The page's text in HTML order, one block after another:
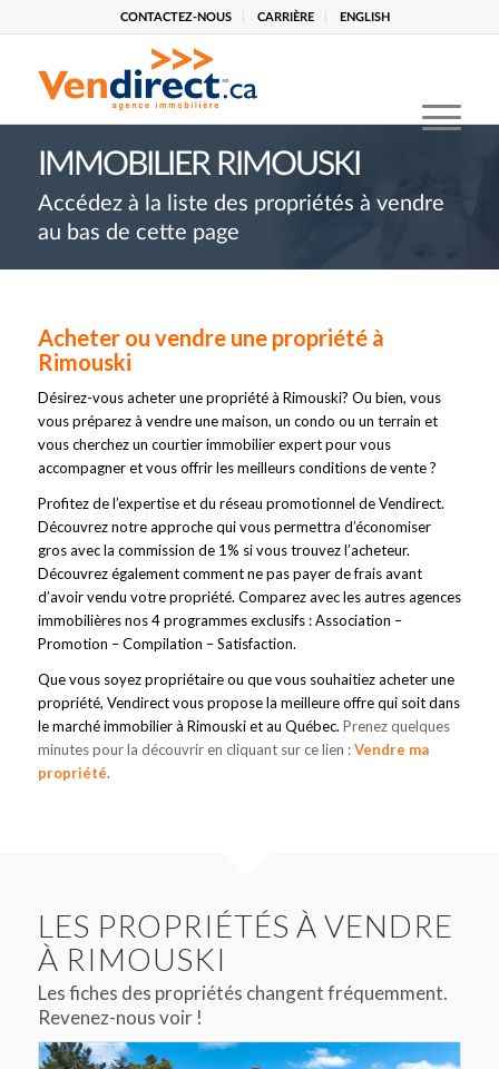
CONTACTEZ-NOUS CARRIÈRE ENGLISH
IMMOBILIER RIMOUSKI
Accédez à la liste des propriétés à vendre
au bas de cette page
Acheter ou vendre une propriété à
Rimouski
Désirez-vous acheter une propriété à Rimouski? Ou bien, vous
vous préparez à vendre une maison, un condo ou un terrain et
vous cherchez un courtier immobilier expert pour vous
accompagner et vous offrir les meilleurs conditions de vente ?
Profitez de l’expertise et du réseau promotionnel de Vendirect.
Découvrez notre approche qui vous permettra d’économiser
gros avec la commission de 1% si vous trouvez l’acheteur.
Découvrez également comment ne pas payer de frais avant
d’avoir vendu votre propriété. Comparez avec les autres agences
immobilières nos 4 programmes exclusifs : Association –
Promotion – Compilation – Satisfaction.
Que vous soyez propriétaire ou que vous souhaitiez acheter une
propriété, Vendirect vous propose la meilleure offre qui soit dans
le marché immobilier à Rimouski et au Québec. Prenez quelques
minutes pour la découvrir en cliquant sur ce lien :Vendre ma
propriété.
LES PROPRIÉTÉS À VENDRE
À RIMOUSKI
Les fiches des propriétés changent fréquemment.
Revenez-nous voir !